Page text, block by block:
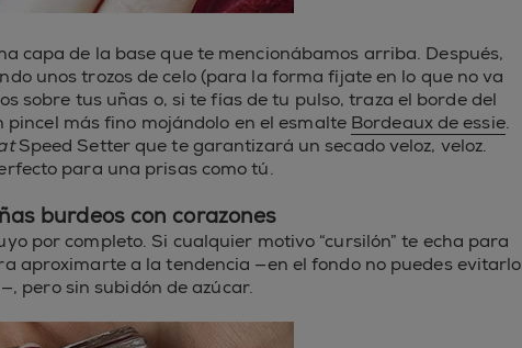
capa de la base que te mencionábamos arriba. Después,
unos trozos de celo (para la forma fíjate en lo que no va
sobre tus uñas o, si te fías de tu pulso, traza el borde del
más fino mojándolo en el esmalte Bordeaux de essie.
Speed Setter que te garantizará un secado veloz, veloz.
para una prisas como tú.
burdeos con corazones
por completo. Si cualquier motivo “cursilón” te echa para
aproximarte a la tendencia —en el fondo no puedes evitarlo
—, pero sin subidón de azúcar.